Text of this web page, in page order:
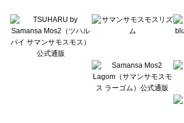
Lugnoncure（ルノンキュール）のボトムス一覧
BETTY'S BLUE（べティーズブルー）のボトムス一覧
Wpc.（ワールドパーティー）のボトムス一覧